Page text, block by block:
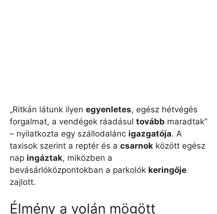
„Ritkán látunk ilyen egyenletes, egész hétvégés
forgalmat, a vendégek ráadásul tovább maradtak”
– nyilatkozta egy szállodalánc igazgatója. A
taxisok szerint a reptér és a csarnok között egész
nap ingáztak, miközben a
bevásárlóközpontokban a parkolók keringője
zajlott.
Élmény a volán mögött